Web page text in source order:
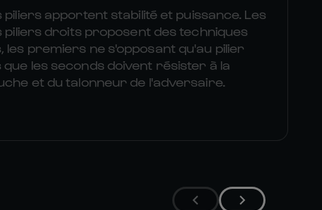
piliers apportent stabilité et puissance. Les
piliers droits proposent des techniques
les premiers ne s'opposant qu'au pilier
les seconds doivent résister à la
et du talonneur de l'adversaire.